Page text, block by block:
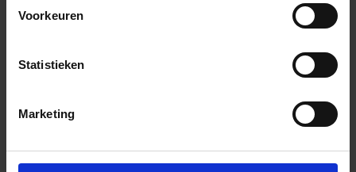
Voorkeuren
Statistieken
Marketing